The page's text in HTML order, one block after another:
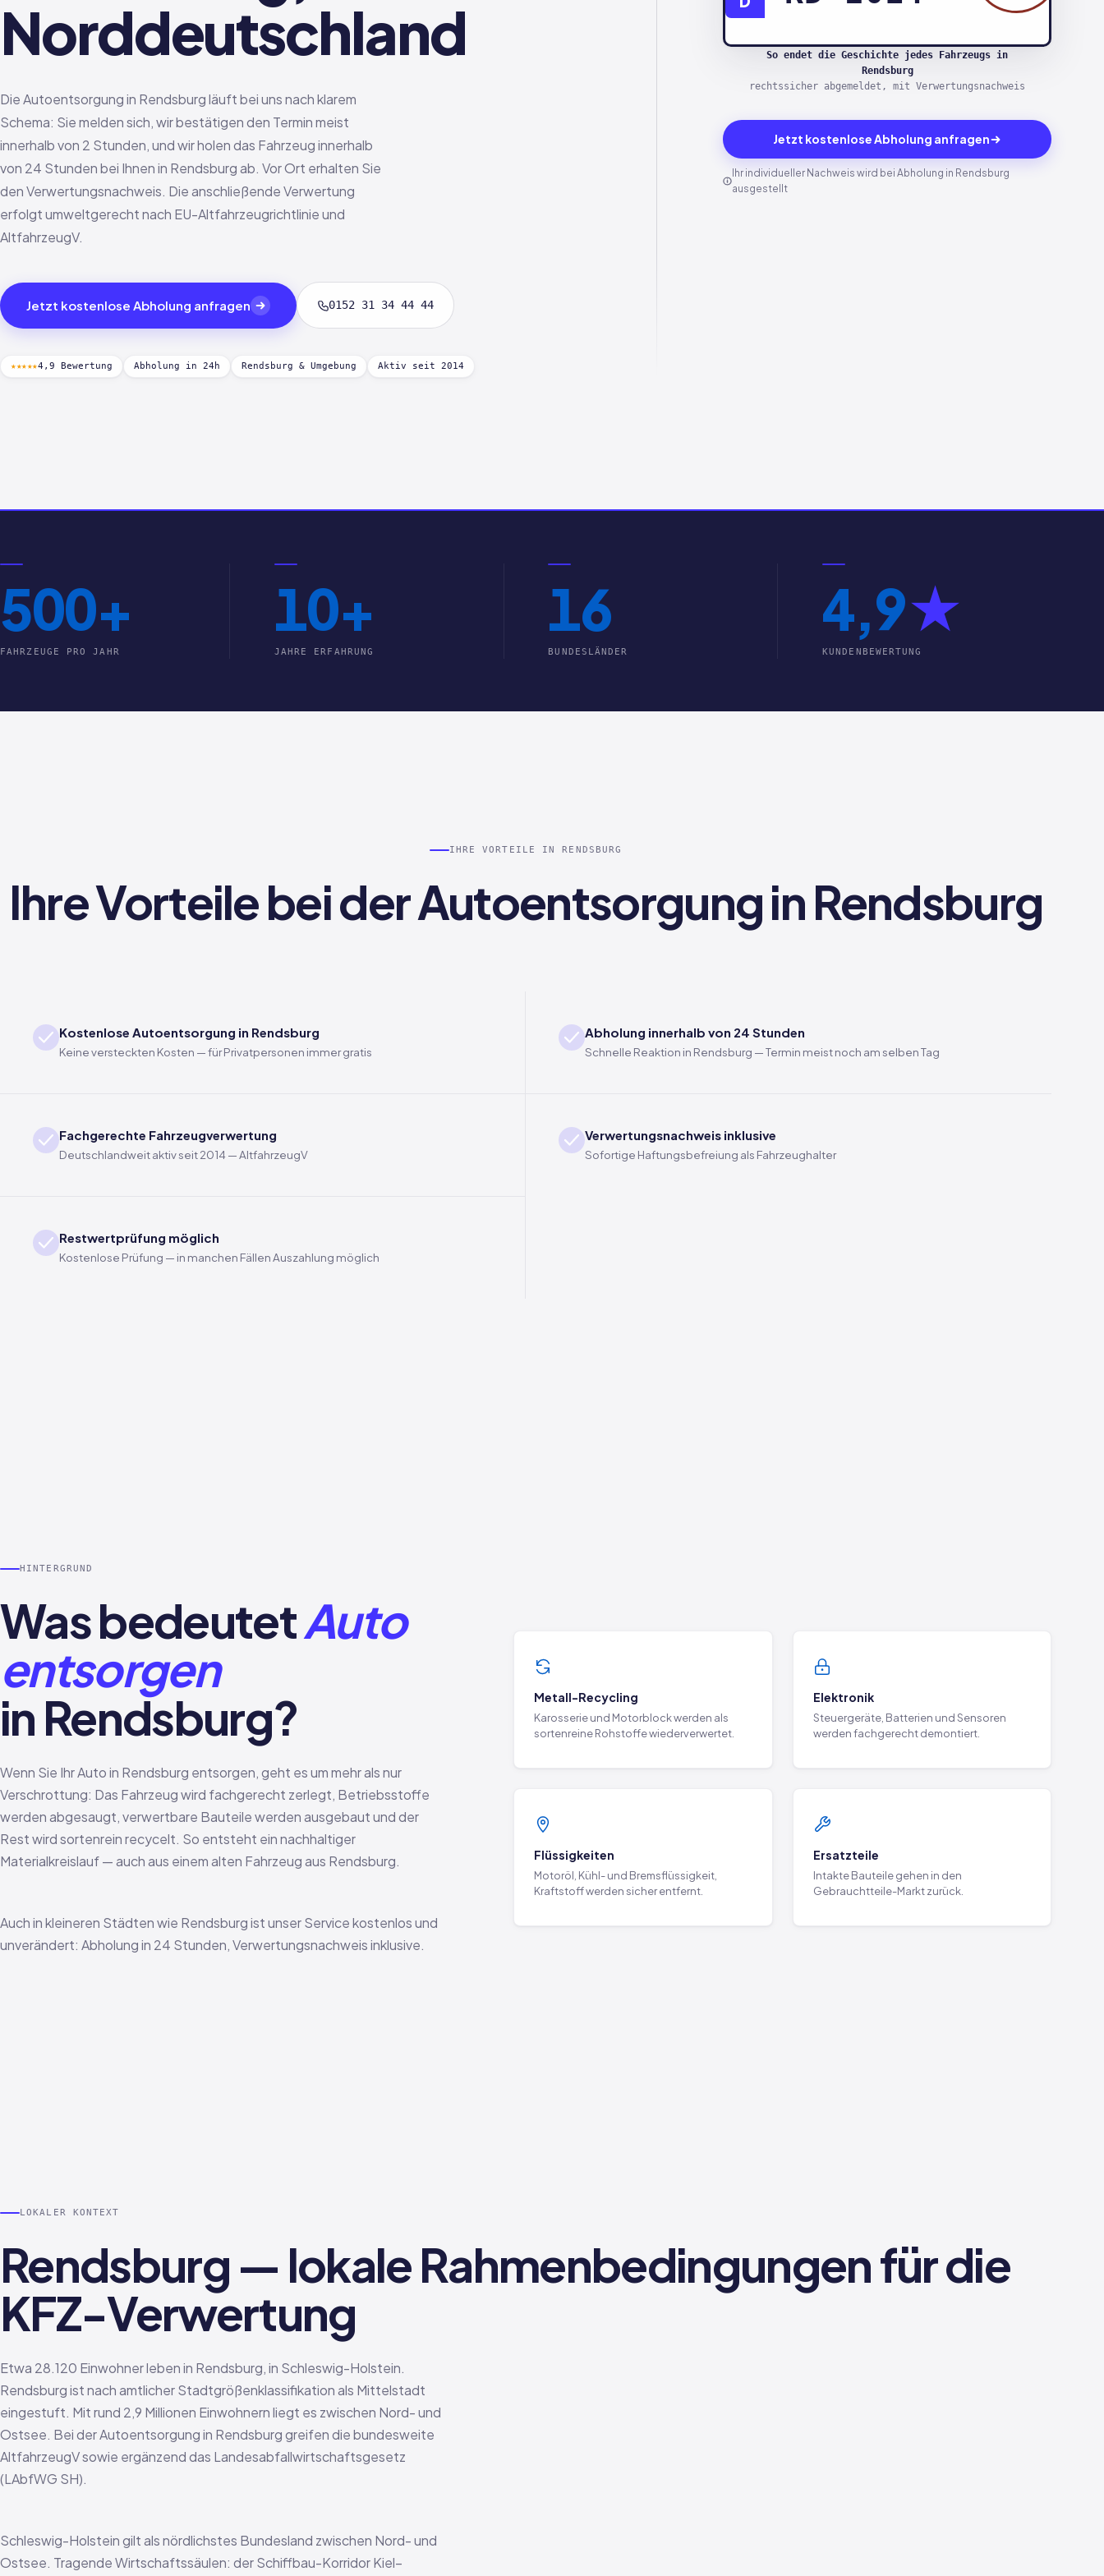
Norddeutschland
Die Autoentsorgung in Rendsburg läuft bei uns nach klarem
Schema: Sie melden sich, wir bestätigen den Termin meist
innerhalb von 2 Stunden, und wir holen das Fahrzeug innerhalb
von 24 Stunden bei Ihnen in Rendsburg ab. Vor Ort erhalten Sie
den Verwertungsnachweis. Die anschließende Verwertung
erfolgt umweltgerecht nach EU-Altfahrzeugrichtlinie und
AltfahrzeugV.
Jetzt kostenlose Abholung anfragen 0152 31 34 44 44
★★★★★4,9 Bewertung Abholung in 24h Rendsburg & Umgebung Aktiv seit 2014
So endet die Geschichte jedes Fahrzeugs in
Rendsburg
rechtssicher abgemeldet, mit Verwertungsnachweis
Jetzt kostenlose Abholung anfragen
Ihr individueller Nachweis wird bei Abholung in Rendsburg
ausgestellt
500+
FAHRZEUGE PRO JAHR
10+
JAHRE ERFAHRUNG
16
BUNDESLÄNDER
4,9★
KUNDENBEWERTUNG
IHRE VORTEILE IN RENDSBURG
Ihre Vorteile bei der Autoentsorgung in Rendsburg
Kostenlose Autoentsorgung in Rendsburg
Keine versteckten Kosten — für Privatpersonen immer gratis
Abholung innerhalb von 24 Stunden
Schnelle Reaktion in Rendsburg — Termin meist noch am selben Tag
Fachgerechte Fahrzeugverwertung
Deutschlandweit aktiv seit 2014 — AltfahrzeugV
Verwertungsnachweis inklusive
Sofortige Haftungsbefreiung als Fahrzeughalter
Restwertprüfung möglich
Kostenlose Prüfung — in manchen Fällen Auszahlung möglich
HINTERGRUND
Was bedeutetAuto
entsorgen
in Rendsburg?
Wenn Sie Ihr Auto in Rendsburg entsorgen, geht es um mehr als nur
Verschrottung: Das Fahrzeug wird fachgerecht zerlegt, Betriebsstoffe
werden abgesaugt, verwertbare Bauteile werden ausgebaut und der
Rest wird sortenrein recycelt. So entsteht ein nachhaltiger
Materialkreislauf — auch aus einem alten Fahrzeug aus Rendsburg.
Auch in kleineren Städten wie Rendsburg ist unser Service kostenlos und
unverändert: Abholung in 24 Stunden, Verwertungsnachweis inklusive.
Metall-Recycling
Karosserie und Motorblock werden als
sortenreine Rohstoffe wiederverwertet.
Elektronik
Steuergeräte, Batterien und Sensoren
werden fachgerecht demontiert.
Flüssigkeiten
Motoröl, Kühl- und Bremsflüssigkeit,
Kraftstoff werden sicher entfernt.
Ersatzteile
Intakte Bauteile gehen in den
Gebrauchtteile-Markt zurück.
LOKALER KONTEXT
Rendsburg — lokale Rahmenbedingungen für die
KFZ-Verwertung
Etwa 28.120 Einwohner leben in Rendsburg, in Schleswig-Holstein.
Rendsburg ist nach amtlicher Stadtgrößenklassifikation als Mittelstadt
eingestuft. Mit rund 2,9 Millionen Einwohnern liegt es zwischen Nord- und
Ostsee. Bei der Autoentsorgung in Rendsburg greifen die bundesweite
AltfahrzeugV sowie ergänzend das Landesabfallwirtschaftsgesetz
(LAbfWG SH).
Schleswig-Holstein gilt als nördlichstes Bundesland zwischen Nord- und
Ostsee. Tragende Wirtschaftssäulen: der Schiffbau-Korridor Kiel–